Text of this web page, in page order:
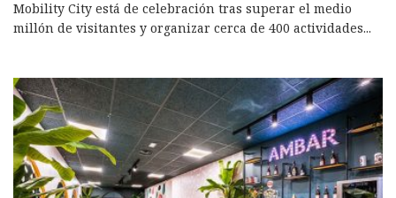
Mobility City está de celebración tras superar el medio
millón de visitantes y organizar cerca de 400 actividades...